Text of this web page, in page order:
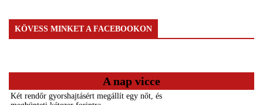
KÖVESS MINKET A FACEBOOKON
A nap vicce